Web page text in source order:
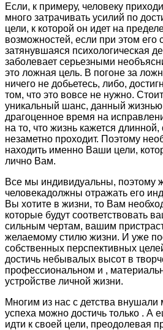
Если, к примеру, человеку
много затрачивать усилий по
цели, к которой он идет на
возможностей, если при этом его
затянувшаяся психологическая
заболевает серьезными
это ложная цель. В погоне за
ничего не добьетесь, либо,
том, что это вовсе не нужно.
уникальный шанс, данный
драгоценное время на
на то, что жизнь кажется
незаметно проходит. Поэтому
находить именно Ваши цели,
лично Вам.
Все мы индивидуальны, поэтому
человекадолжны отражать его
Вы хотите в жизни, то Вам
которые будут соответствовать
сильным чертам, вашим
желаемому стилю жизни. И уже
собственных перспективных
достичь небывалых высот в
профессиональном и ,
устройстве личной жизни.
Многим из нас с детства внушали
успеха можно достичь только . А
идти к своей цели, преодолевая